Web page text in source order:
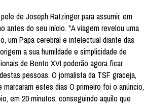
de Joseph Ratzinger para assumir, em
antes do seu início. "A viagem revelou uma
um Papa cerebral e intelectual diante das
a sua humildade e simplicidade de
de Bento XVI poderão agora ficar
pessoas. O jornalista da TSF graceja,
estes dias O primeiro foi o anúncio,
em 20 minutos, conseguindo aquilo que